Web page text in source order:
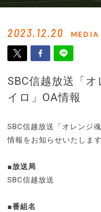
2023.12.20 MEDIA
SBC信越放送「
イロ」OA情報
SBC信越放送「オレンジ
情報をお知らせいたします
■放送局
SBC信越放送
■番組名